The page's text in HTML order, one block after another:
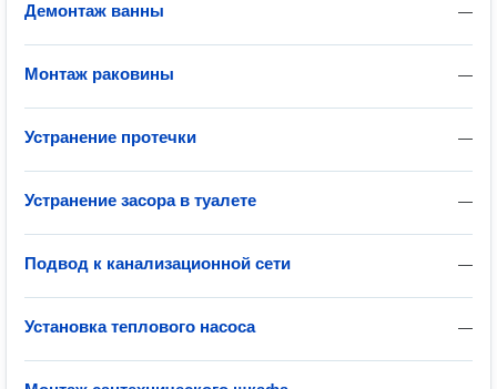
—
Демонтаж ванны
—
Монтаж раковины
—
Устранение протечки
—
Устранение засора в туалете
—
Подвод к канализационной сети
—
Установка теплового насоса